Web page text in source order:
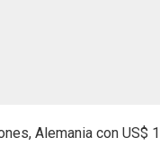
Alemania con US$